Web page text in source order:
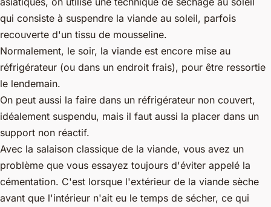
qui consiste à suspendre la viande au soleil, parfois
recouverte d'un tissu de mousseline.
Normalement, le soir, la viande est encore mise au
réfrigérateur (ou dans un endroit frais), pour être ressortie
le lendemain.
On peut aussi la faire dans un réfrigérateur non couvert,
idéalement suspendu, mais il faut aussi la placer dans un
support non réactif.
Avec la salaison classique de la viande, vous avez un
problème que vous essayez toujours d'éviter appelé la
cémentation. C'est lorsque l'extérieur de la viande sèche
avant que l'intérieur n'ait eu le temps de sécher, ce qui